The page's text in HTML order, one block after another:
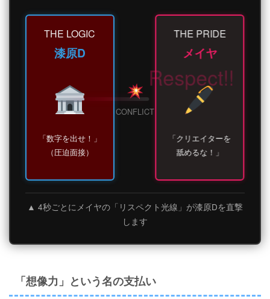
THE LOGIC
漆原D
「数字を出せ！」
（圧迫面接）
CONFLICT
THE PRIDE
メイヤ
「クリエイターを
舐めるな！」
▲ 4秒ごとにメイヤの「リスペクト光線」が漆原Dを直撃
します
「想像力」という名の支払い